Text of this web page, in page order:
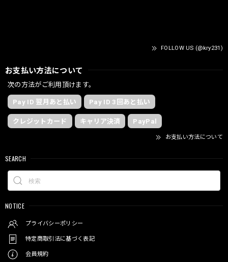
FOLLOW US (@kry231)
お支払い方法について
次の方法がご利用頂けます。
Pay ID 翌月あと払い Pay ID 3回あと払い
クレジットカード キャリア決済 PayPal
お支払い方法について
SEARCH
NOTICE
プライバシーポリシー
特定商取引法に基づく表記
会員規約